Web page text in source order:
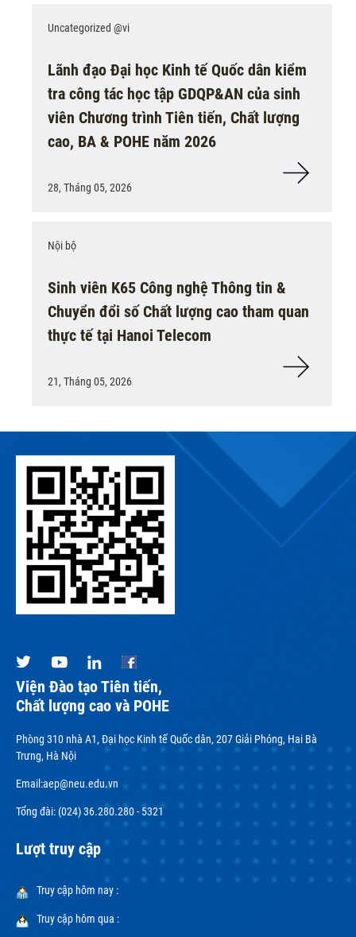
Uncategorized @vi
Lãnh đạo Đại học Kinh tế Quốc dân kiểm
tra công tác học tập GDQP&AN của sinh
viên Chương trình Tiên tiến, Chất lượng
cao, BA & POHE năm 2026
28, Tháng 05, 2026
Nội bộ
Sinh viên K65 Công nghệ Thông tin &
Chuyển đổi số Chất lượng cao tham quan
thực tế tại Hanoi Telecom
21, Tháng 05, 2026
Viện Đào tạo Tiên tiến,
Chất lượng cao và POHE
Phòng 310 nhà A1, Đại học Kinh tế Quốc dân, 207 Giải Phóng, Hai Bà
Trưng, Hà Nội
Email:aep@neu.edu.vn
Tổng đài: (024) 36.280.280 - 5321
Lượt truy cập
Truy cập hôm nay :
Truy cập hôm qua :